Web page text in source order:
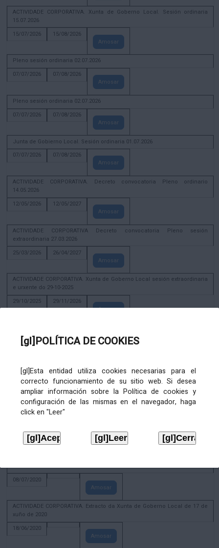
[gl]POLÍTICA DE COOKIES
[gl]Esta entidad utiliza cookies necesarias para el
correcto funcionamiento de su sitio web. Si desea
ampliar información sobre la Política de cookies y
configuración de las mismas en el navegador, haga
click en "Leer"
ACTIVIDADE CORPORATIVA. Xunta de Goberno Local. Sesión ordinaria
15.07.2026
15/07/2026
15/08/2026
Amosar
Pleno sesión ordinaria 02.07.2026
07/07/2026
07/08/2026
Amosar
Pleno sesión ordinaria 02.07.2026
07/07/2026
07/08/2026
Amosar
Junta de Gobierno Local. Sesión ordinaria 01.07.2026
07/07/2026
07/08/2026
Amosar
ACTIVIDADE CORPORATIVA. Decreto convocatoria Pleno ordinario
14.05.2026
12/05/2026
12/05/2027
Amosar
ACTIVIDADE CORPORATIVA Decreto convocatoria Pleno sesión
extraordinaria 27.03.2026
25/03/2026
26/04/2027
Amosar
ACTIVIDADE CORPORATIVA. Xunta de Goberno Local sesión extraordinaria
e urxente do 29-10-2025
29/10/2025
29/11/2026
Amosar
constitutiva da Xunta de Goberno Local extraordinaria e urxente 21.6.2023
Xunta de Goberno Local extraordinaria e urxente 01.08.2022
02/08/2022
Amosar
ACTIVIDADE CORPORATIVA. Xunta de Goberno Local do 30 de decembro
28/12/2020
Amosar
ACTIVIDADE CORPORATIVA. Extracto do Pleno ordinario de data 2.7.2020
08/07/2020
Amosar
ACTIVIDADE CORPORATIVA. Extracto da Xunta de Goberno Local de 17 de
xuño de 2020
18/06/2020
Amosar